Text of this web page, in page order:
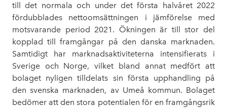
till det normala och under det första halvåret 2022
fördubblades nettoomsättningen i jämförelse med
motsvarande period 2021. Ökningen är till stor del
kopplad till framgångar på den danska marknaden.
Samtidigt har marknadsaktiviteterna intensifierats i
Sverige och Norge, vilket bland annat medfört att
bolaget nyligen tilldelats sin första upphandling på
den svenska marknaden, av Umeå kommun. Bolaget
bedömer att den stora potentialen för en framgångsrik